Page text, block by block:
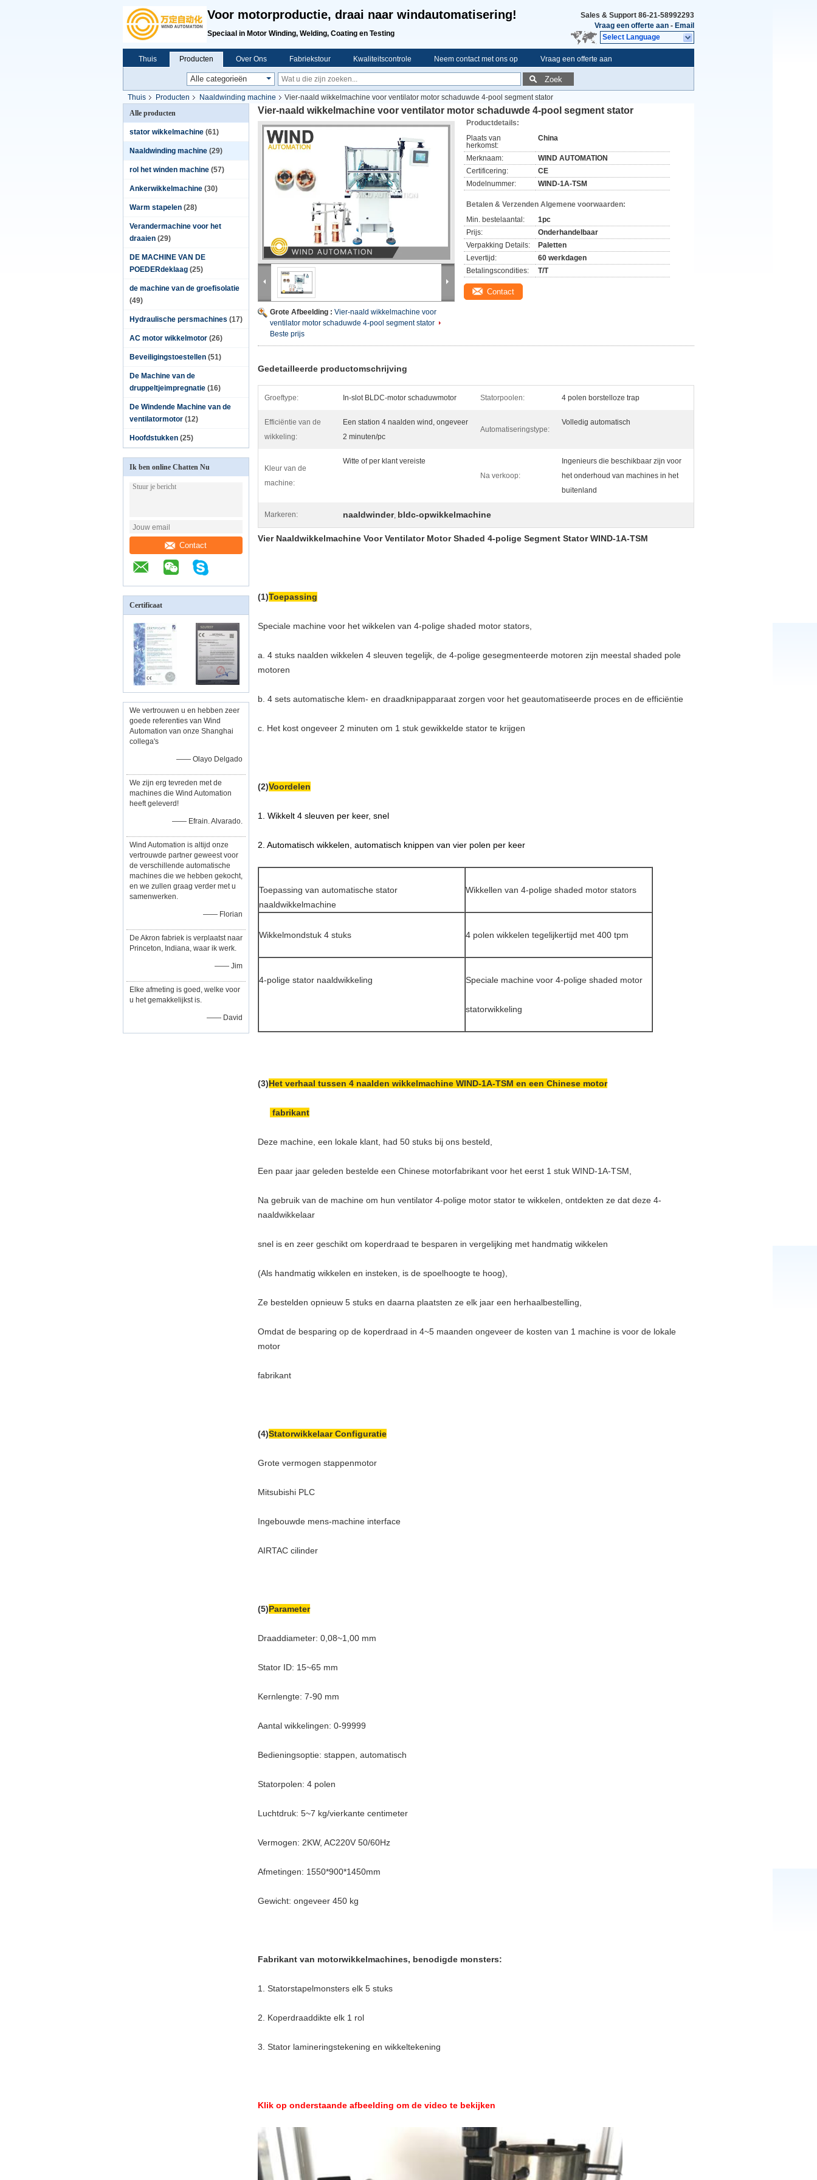
Voor motorproductie, draai naar windautomatisering!
Speciaal in Motor Winding, Welding, Coating en Testing
Sales & Support 86-21-58992293
Vraag een offerte aan - Email
Select Language
Thuis Producten Over Ons Fabriekstour Kwaliteitscontrole Neem contact met ons op Vraag een offerte aan
Zoek
Thuis Producten Naaldwinding machine
Vier-naald wikkelmachine voor ventilator motor schaduwde 4-pool segment stator
Alle producten
stator wikkelmachine (61)
Naaldwinding machine (29)
rol het winden machine (57)
Ankerwikkelmachine (30)
Warm stapelen (28)
Verandermachine voor het
draaien (29)
DE MACHINE VAN DE
POEDERdeklaag (25)
de machine van de groefisolatie
(49)
Hydraulische persmachines (17)
AC motor wikkelmotor (26)
Beveiligingstoestellen (51)
De Machine van de
druppeltjeimpregnatie (16)
De Windende Machine van de
ventilatormotor (12)
Hoofdstukken (25)
Ik ben online Chatten Nu
Contact
Certificaat
We vertrouwen u en hebben zeer
goede referenties van Wind
Automation van onze Shanghai
collega's
—— Olayo Delgado
We zijn erg tevreden met de
machines die Wind Automation
heeft geleverd!
—— Efrain. Alvarado.
Wind Automation is altijd onze
vertrouwde partner geweest voor
de verschillende automatische
machines die we hebben gekocht,
en we zullen graag verder met u
samenwerken.
—— Florian
De Akron fabriek is verplaatst naar
Princeton, Indiana, waar ik werk.
—— Jim
Elke afmeting is goed, welke voor
u het gemakkelijkst is.
—— David
Vier-naald wikkelmachine voor ventilator motor schaduwde 4-pool segment stator
Grote Afbeelding : Vier-naald wikkelmachine voor
ventilator motor schaduwde 4-pool segment stator
Beste prijs
Productdetails:
Plaats van
herkomst:
China
Merknaam:
WIND AUTOMATION
Certificering:
CE
Modelnummer:
WIND-1A-TSM
Betalen & Verzenden Algemene voorwaarden:
Min. bestelaantal:
1pc
Prijs:
Onderhandelbaar
Verpakking Details:
Paletten
Levertijd:
60 werkdagen
Betalingscondities:
T/T
Contact
Gedetailleerde productomschrijving
Groeftype: In-slot BLDC-motor schaduwmotor Statorpoolen: 4 polen borstelloze trap
Efficiëntie van de
wikkeling:
Een station 4 naalden wind, ongeveer
2 minuten/pc
Automatiseringstype:
Volledig automatisch
Kleur van de
machine:
Witte of per klant vereiste
Na verkoop:
Ingenieurs die beschikbaar zijn voor
het onderhoud van machines in het
buitenland
Markeren: naaldwinder, bldc-opwikkelmachine
Vier Naaldwikkelmachine Voor Ventilator Motor Shaded 4-polige Segment Stator WIND-1A-TSM
(1)Toepassing
Speciale machine voor het wikkelen van 4-polige shaded motor stators,
a. 4 stuks naalden wikkelen 4 sleuven tegelijk, de 4-polige gesegmenteerde motoren zijn meestal shaded pole
motoren
b. 4 sets automatische klem- en draadknipapparaat zorgen voor het geautomatiseerde proces en de efficiëntie
c. Het kost ongeveer 2 minuten om 1 stuk gewikkelde stator te krijgen
(2)Voordelen
1. Wikkelt 4 sleuven per keer, snel
2. Automatisch wikkelen, automatisch knippen van vier polen per keer
Toepassing van automatische stator
naaldwikkelmachine
Wikkellen van 4-polige shaded motor stators
Wikkelmondstuk 4 stuks 4 polen wikkelen tegelijkertijd met 400 tpm
4-polige stator naaldwikkeling Speciale machine voor 4-polige shaded motor
statorwikkeling
(3)Het verhaal tussen 4 naalden wikkelmachine WIND-1A-TSM en een Chinese motor
fabrikant
Deze machine, een lokale klant, had 50 stuks bij ons besteld,
Een paar jaar geleden bestelde een Chinese motorfabrikant voor het eerst 1 stuk WIND-1A-TSM,
Na gebruik van de machine om hun ventilator 4-polige motor stator te wikkelen, ontdekten ze dat deze 4-
naaldwikkelaar
snel is en zeer geschikt om koperdraad te besparen in vergelijking met handmatig wikkelen
(Als handmatig wikkelen en insteken, is de spoelhoogte te hoog),
Ze bestelden opnieuw 5 stuks en daarna plaatsten ze elk jaar een herhaalbestelling,
Omdat de besparing op de koperdraad in 4~5 maanden ongeveer de kosten van 1 machine is voor de lokale
motor
fabrikant
(4)Statorwikkelaar Configuratie
Grote vermogen stappenmotor
Mitsubishi PLC
Ingebouwde mens-machine interface
AIRTAC cilinder
(5)Parameter
Draaddiameter: 0,08~1,00 mm
Stator ID: 15~65 mm
Kernlengte: 7-90 mm
Aantal wikkelingen: 0-99999
Bedieningsoptie: stappen, automatisch
Statorpolen: 4 polen
Luchtdruk: 5~7 kg/vierkante centimeter
Vermogen: 2KW, AC220V 50/60Hz
Afmetingen: 1550*900*1450mm
Gewicht: ongeveer 450 kg
Fabrikant van motorwikkelmachines, benodigde monsters:
1. Statorstapelmonsters elk 5 stuks
2. Koperdraaddikte elk 1 rol
3. Stator lamineringstekening en wikkeltekening
Klik op onderstaande afbeelding om de video te bekijken